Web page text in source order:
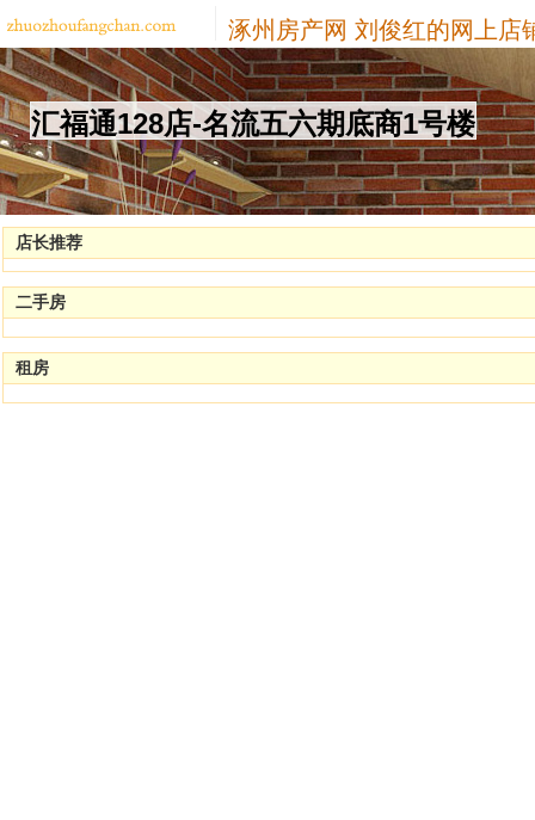
涿州房产网 刘俊红的网上店
汇福通128店-名流五六期底商1号楼
店长推荐
二手房
租房